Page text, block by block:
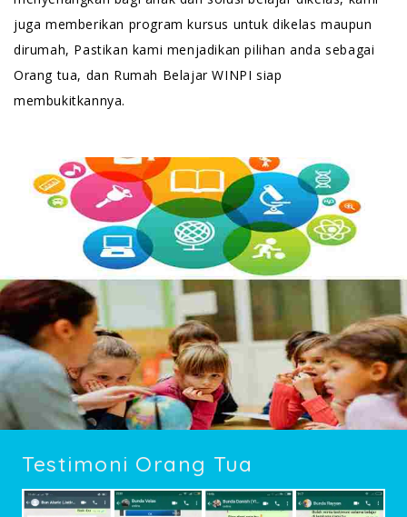
juga memberikan program kursus untuk dikelas maupun
dirumah, Pastikan kami menjadikan pilihan anda sebagai
Orang tua, dan Rumah Belajar WINPI siap
membukitkannya.
Testimoni Orang Tua